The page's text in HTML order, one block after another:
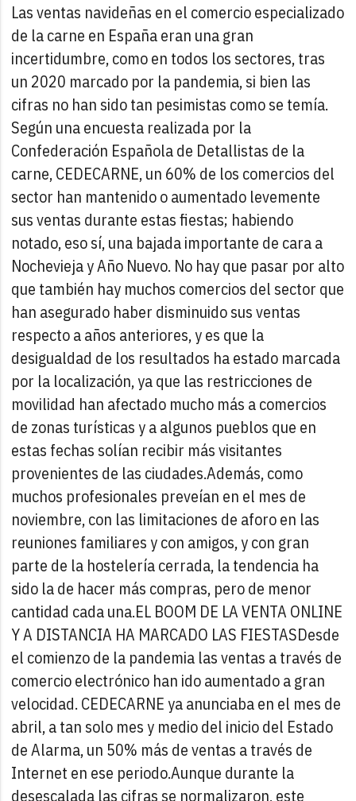
Las ventas navideñas en el comercio especializado
de la carne en España eran una gran
incertidumbre, como en todos los sectores, tras
un 2020 marcado por la pandemia, si bien las
cifras no han sido tan pesimistas como se temía.
Según una encuesta realizada por la
Confederación Española de Detallistas de la
carne, CEDECARNE, un 60% de los comercios del
sector han mantenido o aumentado levemente
sus ventas durante estas fiestas; habiendo
notado, eso sí, una bajada importante de cara a
Nochevieja y Año Nuevo. No hay que pasar por alto
que también hay muchos comercios del sector que
han asegurado haber disminuido sus ventas
respecto a años anteriores, y es que la
desigualdad de los resultados ha estado marcada
por la localización, ya que las restricciones de
movilidad han afectado mucho más a comercios
de zonas turísticas y a algunos pueblos que en
estas fechas solían recibir más visitantes
provenientes de las ciudades.Además, como
muchos profesionales preveían en el mes de
noviembre, con las limitaciones de aforo en las
reuniones familiares y con amigos, y con gran
parte de la hostelería cerrada, la tendencia ha
sido la de hacer más compras, pero de menor
cantidad cada una.EL BOOM DE LA VENTA ONLINE
Y A DISTANCIA HA MARCADO LAS FIESTASDesde
el comienzo de la pandemia las ventas a través de
comercio electrónico han ido aumentado a gran
velocidad. CEDECARNE ya anunciaba en el mes de
abril, a tan solo mes y medio del inicio del Estado
de Alarma, un 50% más de ventas a través de
Internet en ese periodo.Aunque durante la
desescalada las cifras se normalizaron, este